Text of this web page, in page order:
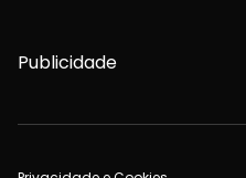
Publicidade